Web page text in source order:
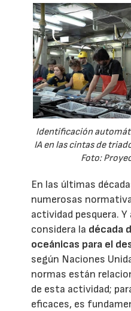
Identificación
IA en las cintas de
Foto:
En las últimas
numerosas
actividad pesquera.
considera la década
oceánicas para el
según Naciones
normas están
de esta actividad;
eficaces, es